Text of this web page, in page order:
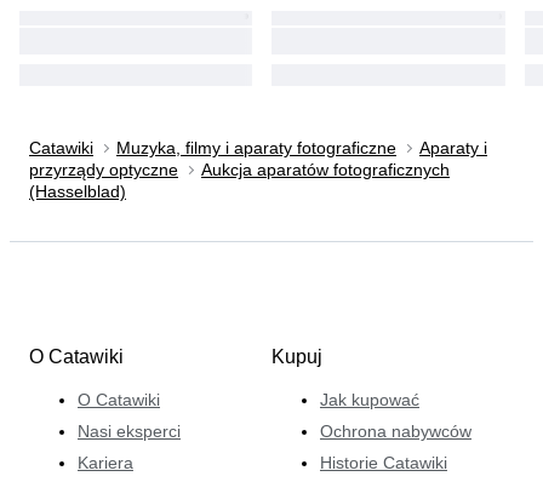
Catawiki Muzyka, filmy i aparaty fotograficzne
Aparaty i
przyrządy optyczne
Aukcja aparatów fotograficznych
(Hasselblad)
O Catawiki
O Catawiki
Nasi eksperci
Kariera
Kupuj
Jak kupować
Ochrona nabywców
Historie Catawiki